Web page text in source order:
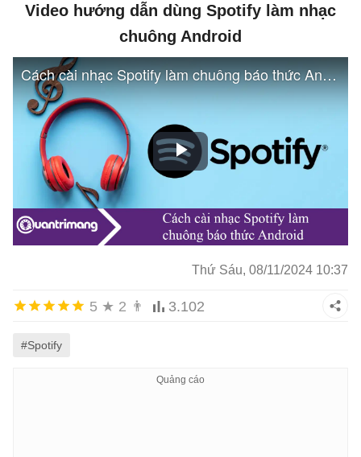
Video hướng dẫn dùng Spotify làm nhạc
chuông Android
Thứ Sáu, 08/11/2024 10:37
5 ★ 2 👨 3.102
#Spotify